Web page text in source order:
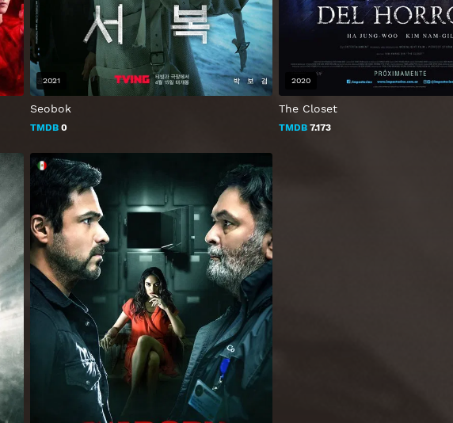
Seobok
TMDB 0
2021
The Closet
TMDB 7.173
2020